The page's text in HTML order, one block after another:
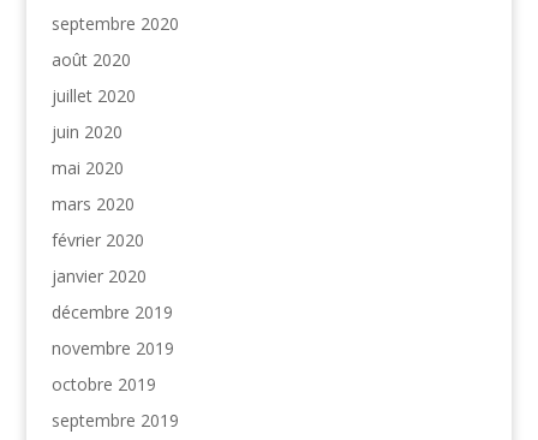
septembre 2020
août 2020
juillet 2020
juin 2020
mai 2020
mars 2020
février 2020
janvier 2020
décembre 2019
novembre 2019
octobre 2019
septembre 2019